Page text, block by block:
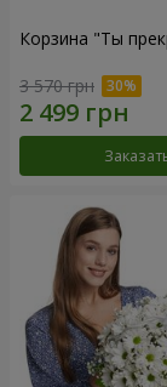
Корзина "Ты
3 570 грн